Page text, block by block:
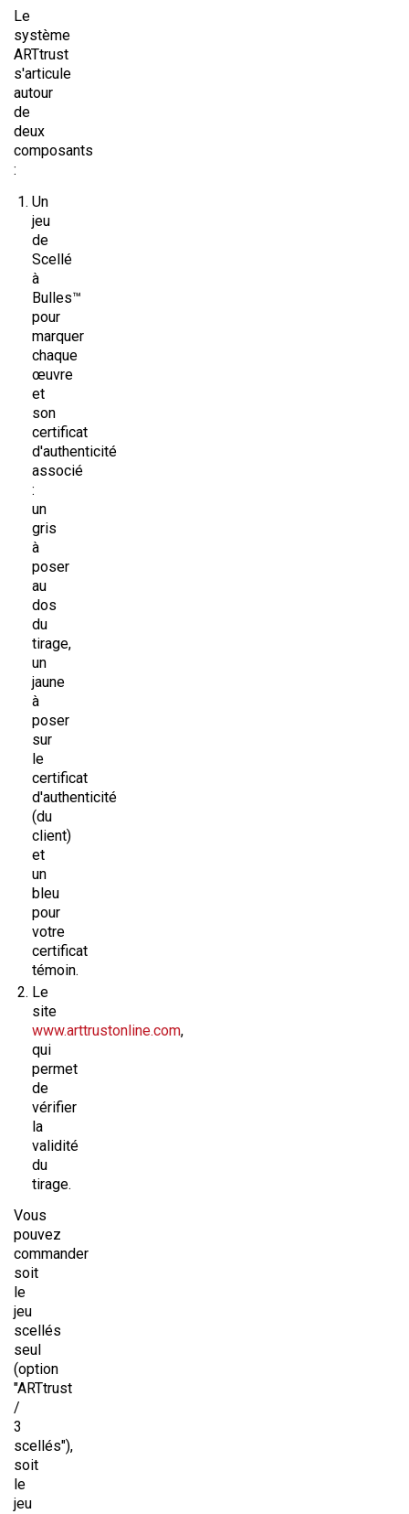
Le
système
ARTtrust
s'articule
autour
de
deux
composants
:
Un
jeu
de
Scellé
à
Bulles™
pour
marquer
chaque
œuvre
et
son
certificat
d'authenticité
associé
:
un
gris
à
poser
au
dos
du
tirage,
un
jaune
à
poser
sur
le
certificat
d'authenticité
(du
client)
et
un
bleu
pour
votre
certificat
témoin.
Le
site
www.arttrustonline.com,
qui
permet
de
vérifier
la
validité
du
tirage.
Vous
pouvez
commander
soit
le
jeu
scellés
seul
(option
"ARTtrust
/
3
scellés"),
soit
le
jeu